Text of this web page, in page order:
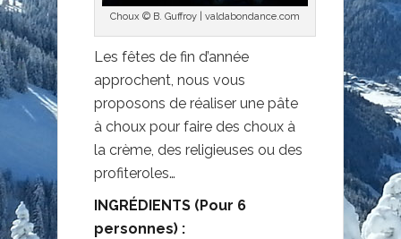
Choux © B. Guffroy | valdabondance.com
Les fêtes de fin d’année
approchent, nous vous
proposons de réaliser une pâte
à choux pour faire des choux à
la crème, des religieuses ou des
profiteroles…
INGRÉDIENTS (Pour 6
personnes) :